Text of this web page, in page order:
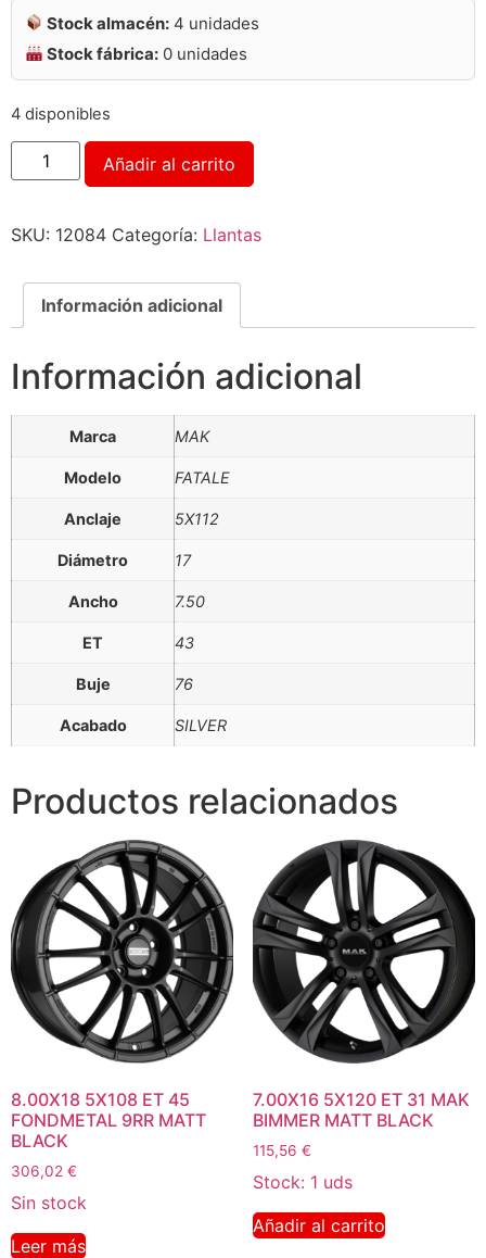
Stock almacén: 4 unidades
Stock fábrica: 0 unidades
4 disponibles
Añadir al carrito
SKU: 12084 Categoría: Llantas
Información adicional
Información adicional
Marca MAK
Modelo FATALE
Anclaje 5X112
Diámetro 17
Ancho 7.50
ET 43
Buje 76
Acabado SILVER
Productos relacionados
8.00X18 5X108 ET 45
FONDMETAL 9RR MATT
BLACK
306,02 €
Sin stock
Leer más
7.00X16 5X120 ET 31 MAK
BIMMER MATT BLACK
115,56 €
Stock: 1 uds
Añadir al carrito